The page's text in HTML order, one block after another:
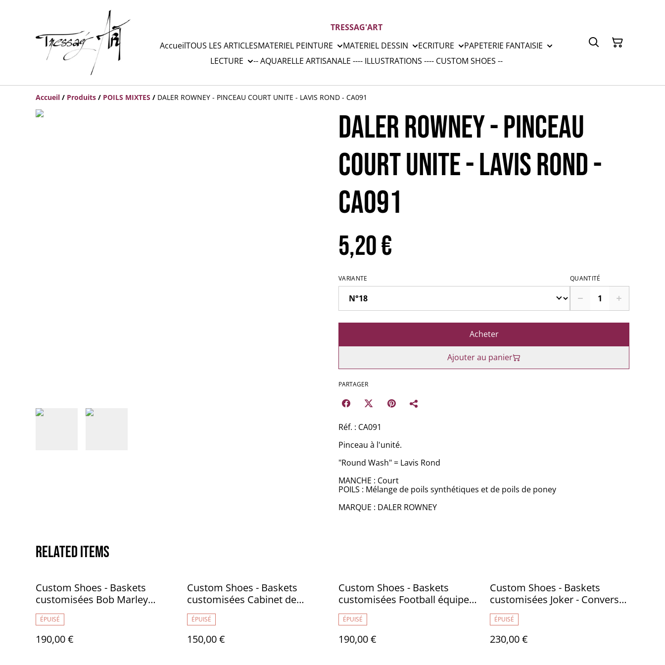
TRESSAG'ART
AccueilTOUS LES ARTICLESMATERIEL PEINTURE MATERIEL DESSIN ECRITURE
PAPETERIE FANTAISIE
LECTURE
-- AQUARELLE ARTISANALE ---- ILLUSTRATIONS ---- CUSTOM SHOES --
Accueil / Produits / POILS MIXTES / DALER ROWNEY - PINCEAU COURT UNITE - LAVIS ROND - CA091
DALER ROWNEY - PINCEAU
COURT UNITE - LAVIS ROND -
CA091
5,20 €
VARIANTE QUANTITÉ
Acheter
Ajouter au panier
PARTAGER
Réf. : CA091
Pinceau à l'unité.
"Round Wash" = Lavis Rond
MANCHE : Court
POILS : Mélange de poils synthétiques et de poils de poney
MARQUE : DALER ROWNEY
Related items
Custom Shoes - Baskets
customisées Bob Marley
reggae - sans marque 42 -
TR031
ÉPUISÉ
190,00 €
Custom Shoes - Baskets
customisées Cabinet de
curiosités - sans marque 41 -
TR026
ÉPUISÉ
150,00 €
Custom Shoes - Baskets
customisées Football équipe
de France - sans marque 37 -
TR033
ÉPUISÉ
190,00 €
Custom Shoes - Baskets
customisées Joker - Converse
41 - TR034
ÉPUISÉ
230,00 €